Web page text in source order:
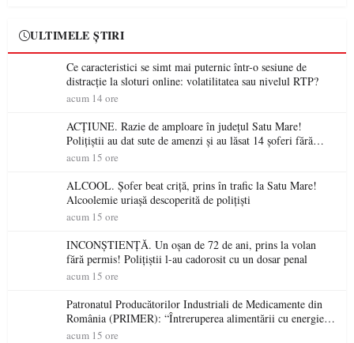
ULTIMELE ȘTIRI
Ce caracteristici se simt mai puternic într-o sesiune de
distracție la sloturi online: volatilitatea sau nivelul RTP?
acum 14 ore
ACȚIUNE. Razie de amploare în județul Satu Mare!
Polițiștii au dat sute de amenzi și au lăsat 14 șoferi fără
permis într-o singură zi
acum 15 ore
ALCOOL. Șofer beat criță, prins în trafic la Satu Mare!
Alcoolemie uriașă descoperită de polițiști
acum 15 ore
INCONȘTIENȚĂ. Un oșan de 72 de ani, prins la volan
fără permis! Polițiștii l-au cadorosit cu un dosar penal
acum 15 ore
Patronatul Producătorilor Industriali de Medicamente din
România (PRIMER): “Întreruperea alimentării cu energie
electrică a fabricilor de medicamente va pune în pericol
acum 15 ore